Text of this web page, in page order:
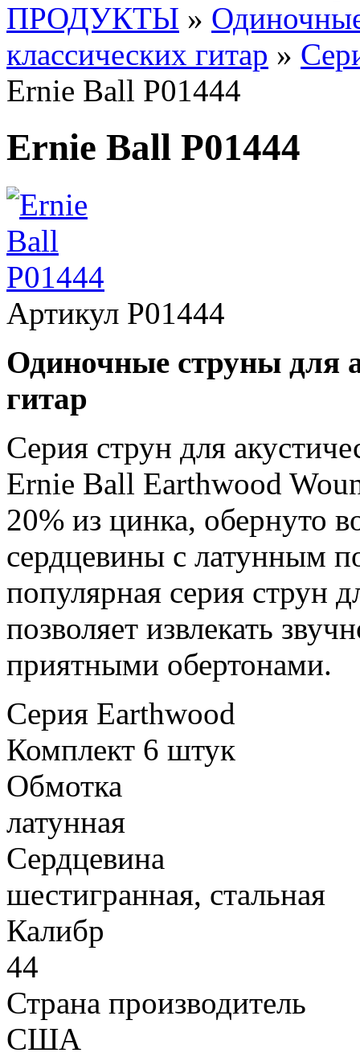
ПРОДУКТЫ »
классических гитар »
Ernie Ball P01444
Ernie Ball P01444
Артикул P01444
Одиночные струны для
гитар
Серия струн для
Ernie Ball Earthwood
20% из цинка, обернуто
сердцевины с латунным
популярная серия струн
позволяет извлекать
приятными обертонами.
Серия Earthwood
Комплект 6 штук
Обмотка
латунная
Сердцевина
шестигранная, стальная
Калибр
44
Страна производитель
США